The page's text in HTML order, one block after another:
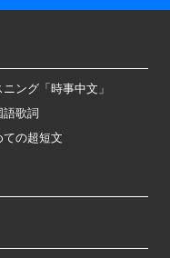
ニング「時事中文」
語歌詞
ての超短文